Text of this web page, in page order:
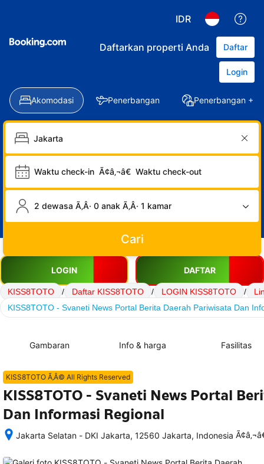
IDR
Daftarkan properti Anda Daftar
Login
Akomodasi Penerbangan Penerbangan +
Waktu check-in Ã¢â‚¬â€ Waktu check-out
2 dewasa Ã‚Â· 0 anak Ã‚Â· 1 kamar
Cari
LOGIN DAFTAR
KISS8TOTO / Daftar KISS8TOTO / LOGIN KISS8TOTO /
KISS8TOTO - Svaneti News Portal Berita Daerah Pariwisata Dan
Gambaran Info & harga Fasilitas
KISS8TOTO Ã‚Â© All Rights Reserved
KISS8TOTO - Svaneti News Portal
Dan Informasi Regional
Jakarta Selatan - DKI Jakarta, 12560 Jakarta, Indonesia
memesan,